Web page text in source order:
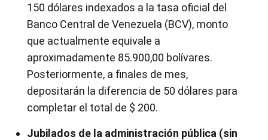
150 dólares indexados a la tasa oficial del
Banco Central de Venezuela (BCV), monto
que actualmente equivale a
aproximadamente 85.900,00 bolívares.
Posteriormente, a finales de mes,
depositarán la diferencia de 50 dólares para
completar el total de $ 200.
Jubilados de la administración pública (sin